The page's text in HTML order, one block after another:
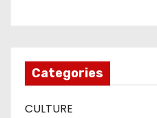
Categories
CULTURE